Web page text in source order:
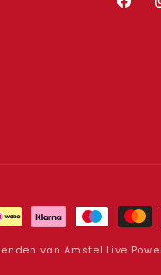
van Amstel Live